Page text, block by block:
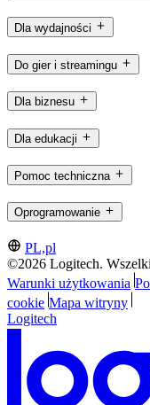
Dla wydajności
Do gier i streamingu
Dla biznesu
Dla edukacji
Pomoc techniczna
Oprogramowanie
PL,pl
©2026 Logitech.
Warunki użytkowania
cookie Mapa witryny
Logitech